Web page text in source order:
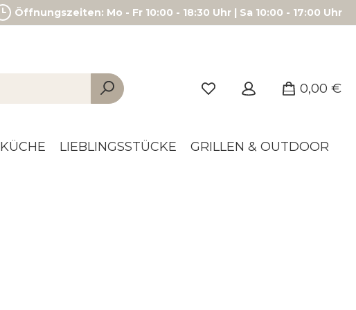
Öffnungszeiten: Mo - Fr 10:00 - 18:30 Uhr | Sa 10:00 - 17:00 Uhr
0,00 €
KÜCHE LIEBLINGSSTÜCKE GRILLEN & OUTDOOR